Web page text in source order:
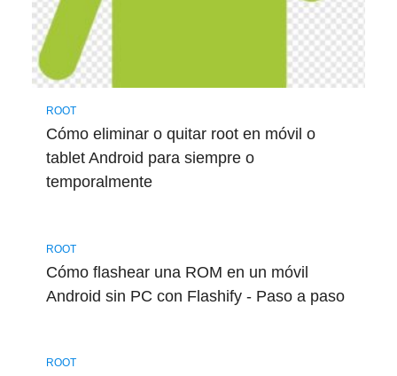
ROOT
Cómo eliminar o quitar root en móvil o
tablet Android para siempre o
temporalmente
ROOT
Cómo flashear una ROM en un móvil
Android sin PC con Flashify - Paso a paso
ROOT